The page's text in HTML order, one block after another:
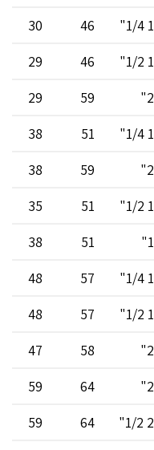
1 1/4"
46
30
1 1/2"
46
29
2"
59
29
1 1/4"
51
38
2"
59
38
1 1/2"
51
35
1"
51
38
1 1/4"
57
48
1 1/2"
57
48
2"
58
47
2"
64
59
2 1/2"
64
59